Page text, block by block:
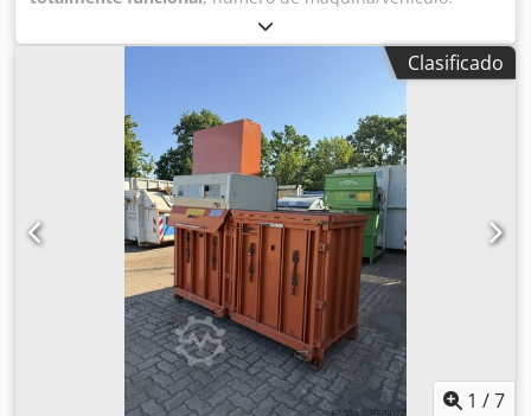
750 kg
continua con rodillo giratorio. Recoge, tritura y compacta
los residuos mediante un rodillo de acero especial que
compactación se realiza mediante una rotación alterna,
hacia la derecha y hacia la izquierda, del rodillo especial,
que mantiene el material de carga bajo presión constante.
Permite una alimentación continua; los residuos
compactados se depositan en una bolsa de polietileno
transparente. La estación de compactación puede
instalarse directamente en el lugar de generación de los
residuos, dentro de las instalaciones. También es ideal
para la alimentación continua a través de conductos o
cintas transportadoras y es fácil de usar. Cumple con las
normas CE. Djdpfx Acezr H Agjcekr Requiere un
mantenimiento mínimo.
Clasificado
1 /7